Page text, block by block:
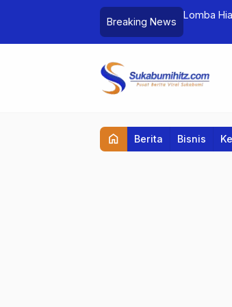
Breaking News
Lomba Hias Tumpeng
home Berita Bisnis